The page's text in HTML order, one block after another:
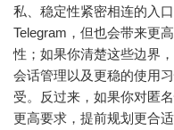
私、稳定性紧密相连的入
Telegram，但也会带来更
性；如果你清楚这些边界
会话管理以及更稳的使用
受。反过来，如果你对匿
更高要求，提前规划更合